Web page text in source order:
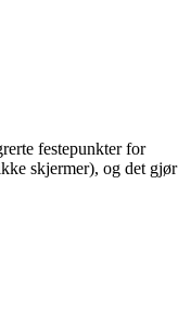
festepunkter for
skjermer), og det gjør